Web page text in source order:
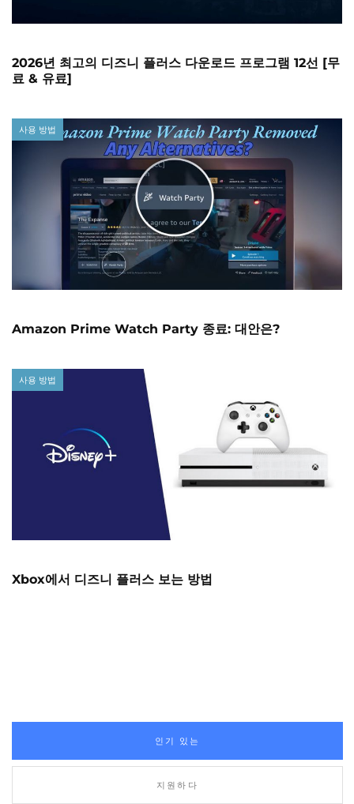
2026년 최고의 디즈니 플러스 다운로드 프로그램 12선 [무
료 & 유료]
사용 방법
Amazon Prime Watch Party 종료: 대안은?
사용 방법
Xbox에서 디즈니 플러스 보는 방법
인기 있는
지원하다